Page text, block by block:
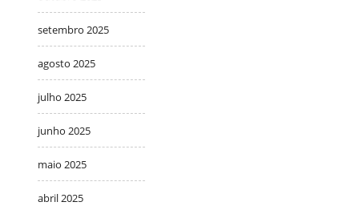
setembro 2025
agosto 2025
julho 2025
junho 2025
maio 2025
abril 2025